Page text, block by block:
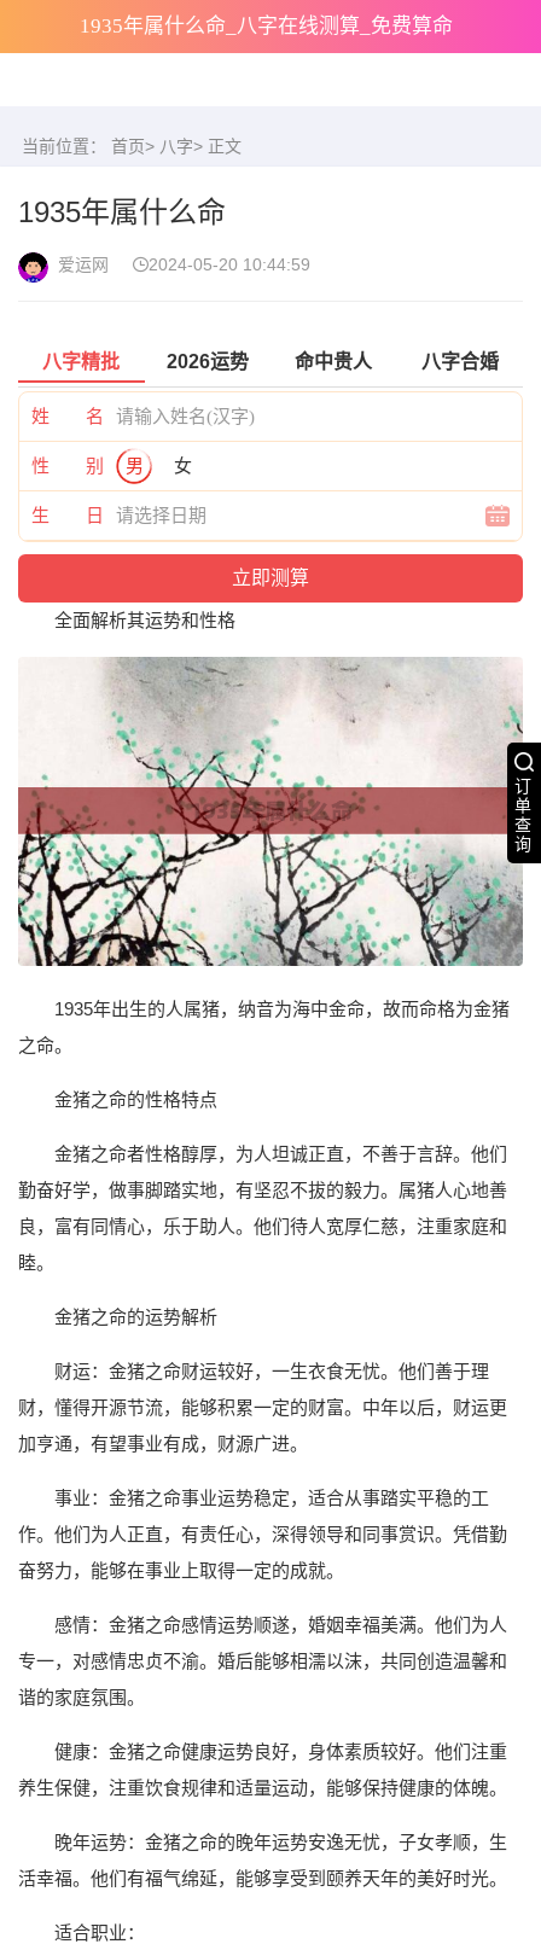
1935年属什么命_八字在线测算_免费算命
订
单
查
询
当前位置： 首页> 八字> 正文
1935年属什么命
爱运网 2024-05-20 10:44:59
八字精批 2026运势 命中贵人 八字合婚
姓 名
性 别 男 女
生 日
全面解析其运势和性格
1935年出生的人属猪，纳音为海中金命，故而命格为金猪
之命。
金猪之命的性格特点
金猪之命者性格醇厚，为人坦诚正直，不善于言辞。他们
勤奋好学，做事脚踏实地，有坚忍不拔的毅力。属猪人心地善
良，富有同情心，乐于助人。他们待人宽厚仁慈，注重家庭和
睦。
金猪之命的运势解析
财运：金猪之命财运较好，一生衣食无忧。他们善于理
财，懂得开源节流，能够积累一定的财富。中年以后，财运更
加亨通，有望事业有成，财源广进。
事业：金猪之命事业运势稳定，适合从事踏实平稳的工
作。他们为人正直，有责任心，深得领导和同事赏识。凭借勤
奋努力，能够在事业上取得一定的成就。
感情：金猪之命感情运势顺遂，婚姻幸福美满。他们为人
专一，对感情忠贞不渝。婚后能够相濡以沫，共同创造温馨和
谐的家庭氛围。
健康：金猪之命健康运势良好，身体素质较好。他们注重
养生保健，注重饮食规律和适量运动，能够保持健康的体魄。
晚年运势：金猪之命的晚年运势安逸无忧，子女孝顺，生
活幸福。他们有福气绵延，能够享受到颐养天年的美好时光。
适合职业：